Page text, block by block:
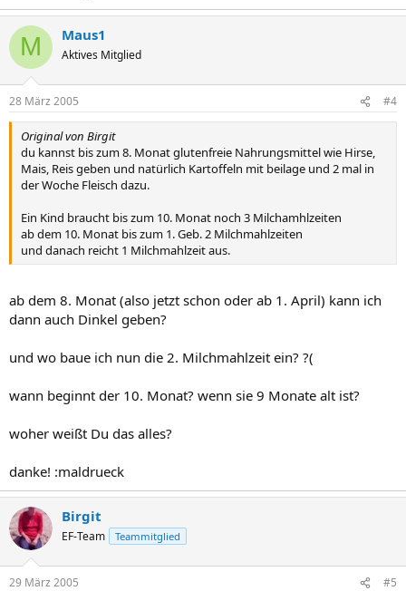
M Maus1
Aktives Mitglied
28 März 2005 #4
Original von Birgit
du kannst bis zum 8. Monat glutenfreie Nahrungsmittel wie Hirse,
Mais, Reis geben und natürlich Kartoffeln mit beilage und 2 mal in
der Woche Fleisch dazu.
Ein Kind braucht bis zum 10. Monat noch 3 Milchamhlzeiten
ab dem 10. Monat bis zum 1. Geb. 2 Milchmahlzeiten
und danach reicht 1 Milchmahlzeit aus.
ab dem 8. Monat (also jetzt schon oder ab 1. April) kann ich
dann auch Dinkel geben?
und wo baue ich nun die 2. Milchmahlzeit ein? ?(
wann beginnt der 10. Monat? wenn sie 9 Monate alt ist?
woher weißt Du das alles?
danke! :maldrueck
Birgit
EF-Team Teammitglied
29 März 2005 #5